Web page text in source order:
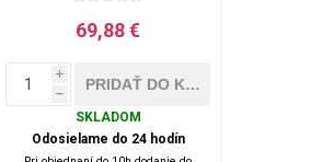
69,88 €
i
h
SKLADOM
Odosielame do 24 hodín